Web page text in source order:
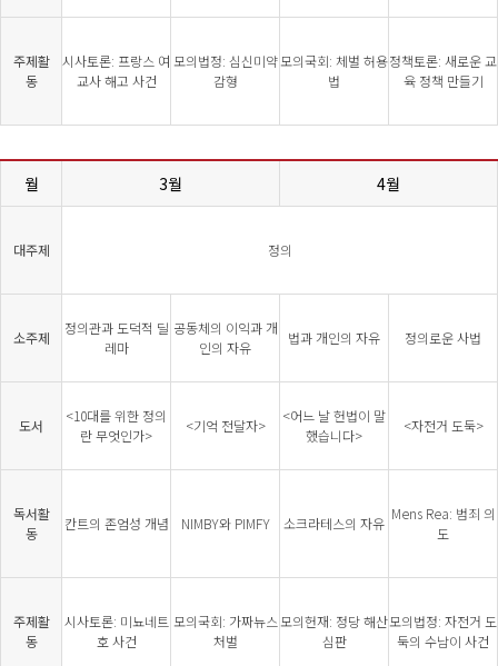
주제활
동
시사토론: 프랑스 여
교사 해고 사건
모의법정: 심신미약
감형
모의국회: 체벌 허용
법
정책토론: 새로운 교
육 정책 만들기
월 3월 4월
대주제 정의
소주제
정의관과 도덕적 딜
레마
공동체의 이익과 개
인의 자유
법과 개인의 자유 정의로운 사법
도서
<10대를 위한 정의
란 무엇인가>
<기억 전달자>
<어느 날 헌법이 말
했습니다>
<자전거 도둑>
독서활
동
칸트의 존엄성 개념 NIMBY와 PIMFY 소크라테스의 자유
Mens Rea: 범죄 의
도
주제활
동
시사토론: 미뇨네트
호 사건
모의국회: 가짜뉴스
처벌
모의헌재: 정당 해산
심판
모의법정: 자전거 도
둑의 수남이 사건